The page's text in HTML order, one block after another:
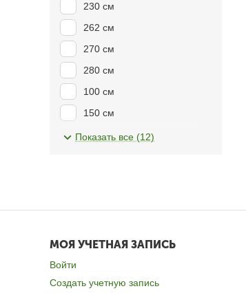
230 см
262 см
270 см
280 см
100 см
150 см
200 см
Показать все (12)
МОЯ УЧЕТНАЯ ЗАПИСЬ
Войти
Создать учетную запись